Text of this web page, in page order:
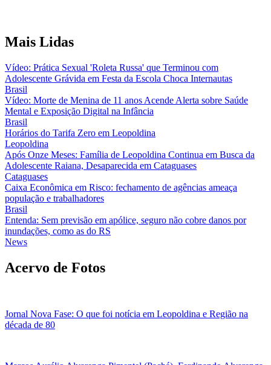
Mais Lidas
Vídeo: Prática Sexual 'Roleta Russa' que Terminou com
Adolescente Grávida em Festa da Escola Choca Internautas
Brasil
Vídeo: Morte de Menina de 11 anos Acende Alerta sobre Saúde
Mental e Exposição Digital na Infância
Brasil
Horários do Tarifa Zero em Leopoldina
Leopoldina
Após Onze Meses: Família de Leopoldina Continua em Busca da
Adolescente Raiana, Desaparecida em Cataguases
Cataguases
Caixa Econômica em Risco: fechamento de agências ameaça
população e trabalhadores
Brasil
Entenda: Sem previsão em apólice, seguro não cobre danos por
inundações, como as do RS
News
Acervo de Fotos
Jornal Nova Fase: O que foi notícia em Leopoldina e Região na
década de 80